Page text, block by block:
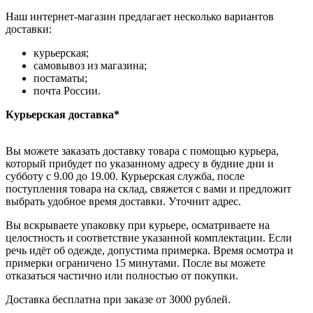
Наш интернет-магазин предлагает несколько вариантов
доставки:
курьерская;
самовывоз из магазина;
постаматы;
почта России.
Курьерская доставка*
Вы можете заказать доставку товара с помощью курьера,
который прибудет по указанному адресу в будние дни и
субботу с 9.00 до 19.00. Курьерская служба, после
поступления товара на склад, свяжется с вами и предложит
выбрать удобное время доставки. Уточнит адрес.
Вы вскрываете упаковку при курьере, осматриваете на
целостность и соответствие указанной комплектации. Если
речь идёт об одежде, допустима примерка. Время осмотра и
примерки ограничено 15 минутами. После вы можете
отказаться частично или полностью от покупки.
Доставка бесплатна при заказе от 3000 рублей.